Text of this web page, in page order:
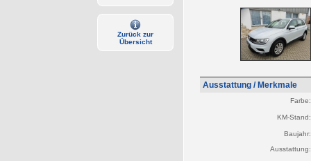
Zurück zur
Übersicht
Ausstattung / Merkmale
Farbe:
KM-Stand:
Baujahr:
Ausstattung: